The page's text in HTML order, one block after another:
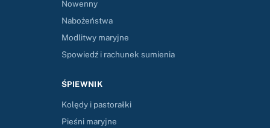
Nowenny
Nabożeństwa
Modlitwy maryjne
Spowiedź i rachunek sumienia
ŚPIEWNIK
Kolędy i pastorałki
Pieśni maryjne